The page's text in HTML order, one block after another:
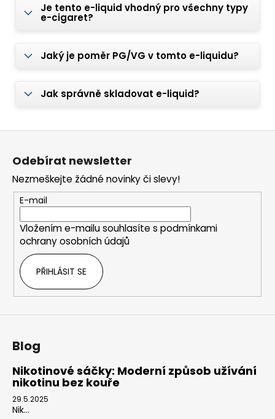
Je tento e-liquid vhodný pro všechny typy
e-cigaret?
Jaký je poměr PG/VG v tomto e-liquidu?
Jak správně skladovat e-liquid?
Z
Odebírat newsletter
Nezmeškejte žádné novinky či slevy!
E-mail
Vložením e-mailu souhlasíte s podmínkami
ochrany osobních údajů
PŘIHLÁSIT SE
Blog
Nikotinové sáčky: Moderní způsob užívání
nikotinu bez kouře
29.5.2025
Nik...